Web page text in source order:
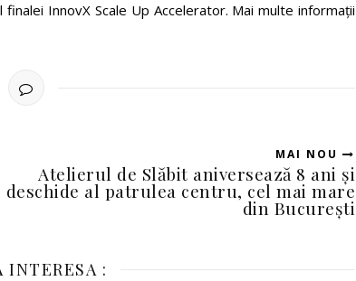
InnovX Scale Up Accelerator. Mai multe informații
MAI NOU
Atelierul de Slăbit aniversează 8 ani și
deschide al patrulea centru, cel mai mare
din București
INTERESA :